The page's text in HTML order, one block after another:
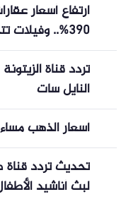
ارتفاع أسعار
390%.. وفيلات تتجاوز 100 مليو
النايل سات
أسعار الذهب
لبث أناشيد